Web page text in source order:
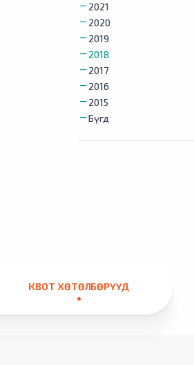
2021
2020
2019
2018
2017
2016
2015
Бүгд
КВОТ ХӨТӨЛБӨРҮҮД